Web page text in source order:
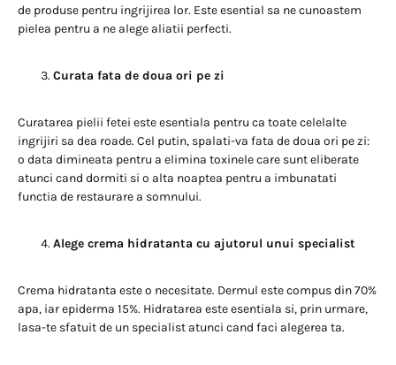
de produse pentru ingrijirea lor. Este esential sa ne cunoastem
pielea pentru a ne alege aliatii perfecti.
Curata fata de doua ori pe zi
Curatarea pielii fetei este esentiala pentru ca toate celelalte
ingrijiri sa dea roade. Cel putin, spalati-va fata de doua ori pe zi:
o data dimineata pentru a elimina toxinele care sunt eliberate
atunci cand dormiti si o alta noaptea pentru a imbunatati
functia de restaurare a somnului.
Alege crema hidratanta cu ajutorul unui specialist
Crema hidratanta este o necesitate. Dermul este compus din 70%
apa, iar epiderma 15%. Hidratarea este esentiala si, prin urmare,
lasa-te sfatuit de un specialist atunci cand faci alegerea ta.